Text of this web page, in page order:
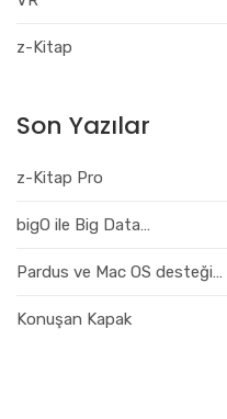
z-Kitap
Son Yazılar
z-Kitap Pro
bigO ile Big Data…
Pardus ve Mac OS desteği…
Konuşan Kapak